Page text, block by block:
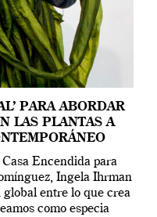
PARA ABORDAR
LAS PLANTAS A
Encendida para
Ingela Ihrman
entre lo que crea
como especia